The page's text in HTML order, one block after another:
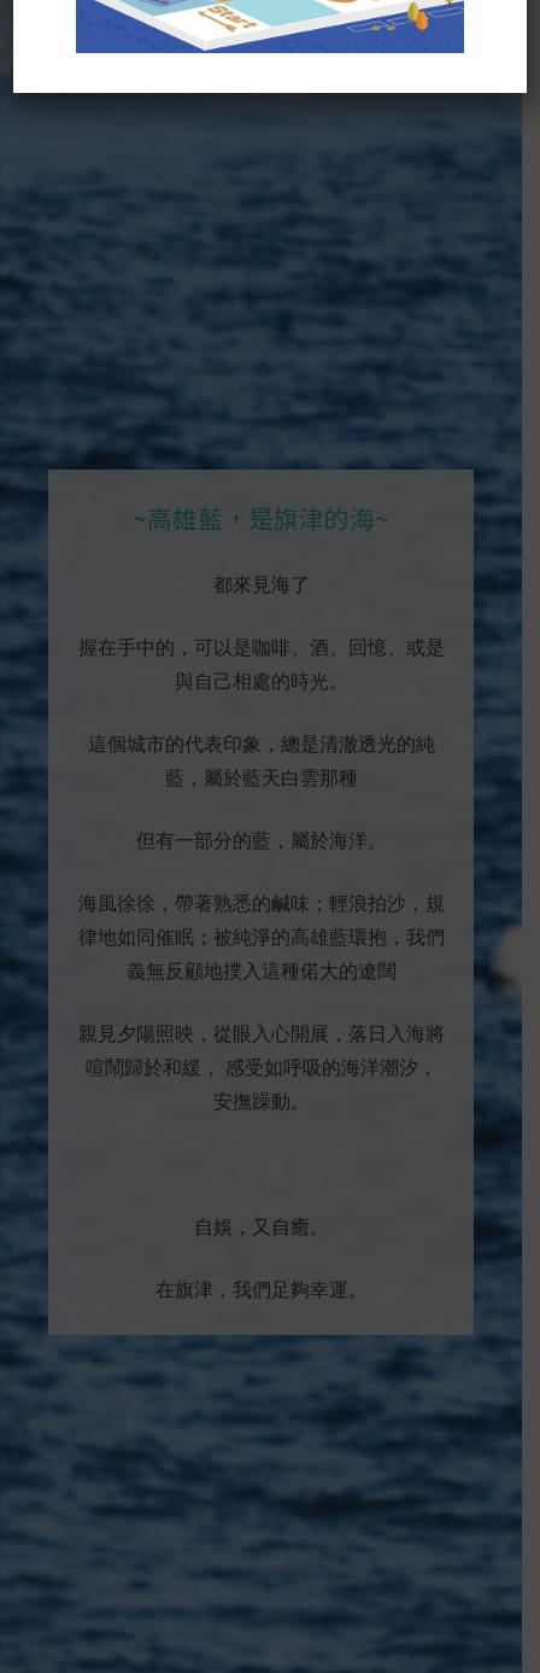
~高雄藍，是旗津的海~
都來見海了
握在手中的，可以是咖啡、酒、回憶、或是
與自己相處的時光。
這個城市的代表印象，總是清澈透光的純
藍，屬於藍天白雲那種
但有一部分的藍，屬於海洋。
海風徐徐，帶著熟悉的鹹味；輕浪拍沙，規
律地如同催眠；被純淨的高雄藍環抱，我們
義無反顧地撲入這種偌大的遼闊
親見夕陽照映，從眼入心開展，落日入海將
喧鬧歸於和緩， 感受如呼吸的海洋潮汐，
安撫躁動。
自娛，又自癒。
在旗津，我們足夠幸運。